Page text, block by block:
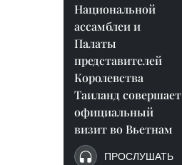
Национальной
ассамблеи и
Палаты
представителей
Королевства
Таиланд совершает
официальный
визит во Вьетнам
ПРОСЛУШАТЬ